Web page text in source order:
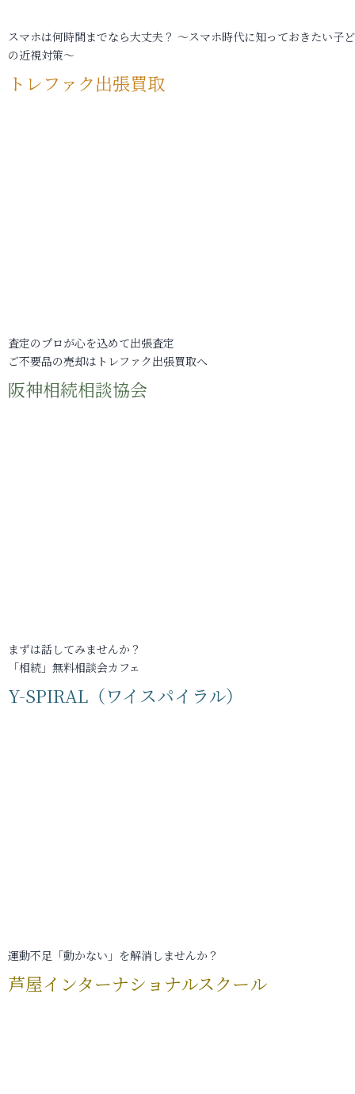
スマホは何時間までなら大丈夫？ ～スマホ時代に知っておきたい子
の近視対策～
トレファク出張買取
査定のプロが心を込めて出張査定
ご不要品の売却はトレファク出張買取へ
阪神相続相談協会
まずは話してみませんか？
「相続」無料相談会カフェ
Y-SPIRAL（ワイスパイラル）
運動不足「動かない」を解消しませんか？
芦屋インターナショナルスクール